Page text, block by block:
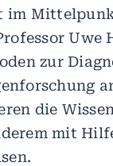
im
Uwe
zur
die
mit